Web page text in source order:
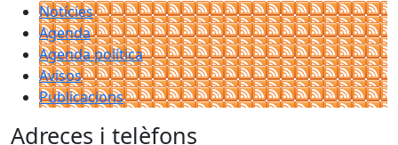
Notícies
Agenda
Agenda política
Avisos
Publicacions
Adreces i telèfons